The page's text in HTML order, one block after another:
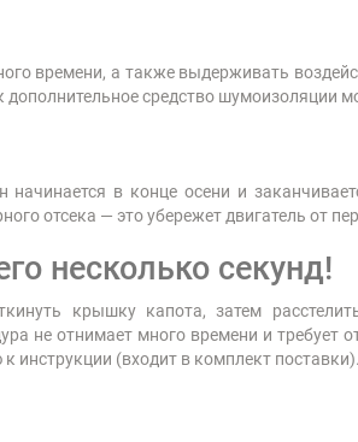
времени, а также выдерживать
средство шумоизоляции
в конце осени и
отсека — это убережет двигатель от
несколько секунд!
крышку капота, затем
не отнимает много времени и требует
(входит в комплект поставки).